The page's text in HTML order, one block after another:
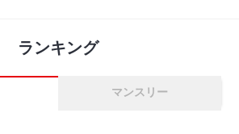
ランキング
マンスリー